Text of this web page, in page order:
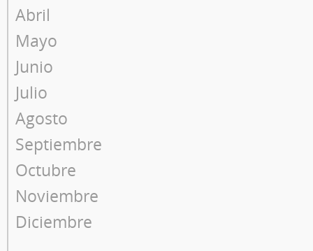
Abril
Mayo
Junio
Julio
Agosto
Septiembre
Octubre
Noviembre
Diciembre